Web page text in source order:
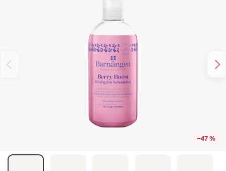
–47 %